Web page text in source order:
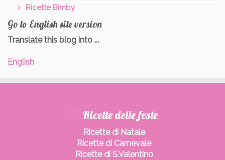
Ricette Bimby
Go to English site version
Translate this blog into ...
English
Ricette delle feste
Ricette di Natale
Ricette di Carnevale
Ricette di S.Valentino